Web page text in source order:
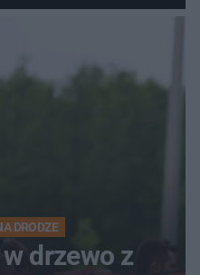
DRODZE
w drzewo z